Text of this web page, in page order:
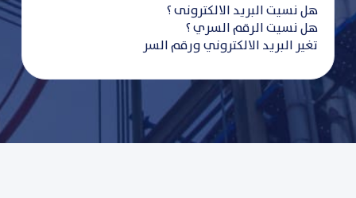
هل نسيت البريد الالكترونى ؟
هل نسيت الرقم السري ؟
تغير البريد الالكتروني ورقم السر